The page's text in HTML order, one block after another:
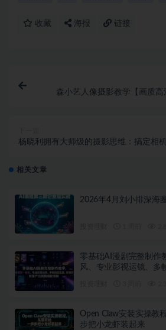
收藏 海报 链接
森小艺人像摄影教学【画质高
杨晓利拥有大师级的摄影思维：搞定相
相关文章
2026年4月刘小排深海
零基础AI漫剧完整制作
风、专业影视运镜、多
Open Claw安装实操教
步把小龙虾装起来